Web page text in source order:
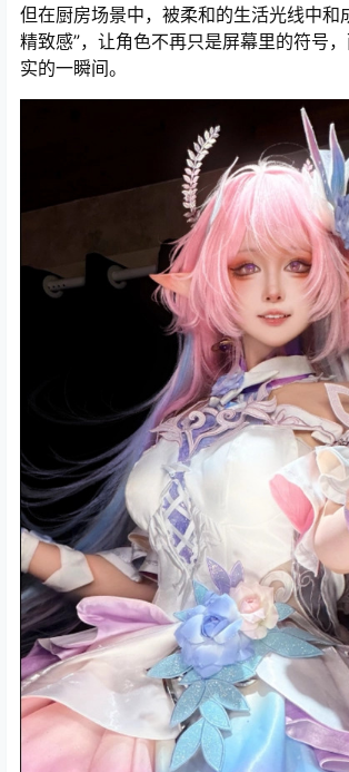
但在厨房场景中，被柔和的生活光线中和
精致感”，让角色不再只是屏幕里的符号
实的一瞬间。